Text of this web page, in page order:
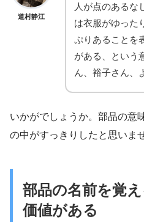
道村静江
人が点のあるな
は衣服がゆった
ぷりあることを
がある、という
ん、裕子さん、
いかがでしょうか。部品の意
の中がすっきりしたと思いま
部品の名前を覚
価値がある